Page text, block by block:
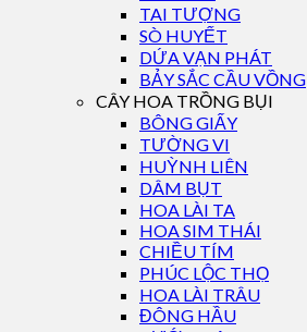
TAI TƯỢNG
SÒ HUYẾT
DỨA VẠN PHÁT
BẢY SẮC CẦU VỒNG
CÂY HOA TRỒNG BỤI
BÔNG GIẤY
TƯỜNG VI
HUỲNH LIÊN
DÂM BỤT
HOA LÀI TA
HOA SIM THÁI
CHIỀU TÍM
PHÚC LỘC THỌ
HOA LÀI TRÂU
ĐÔNG HẦU